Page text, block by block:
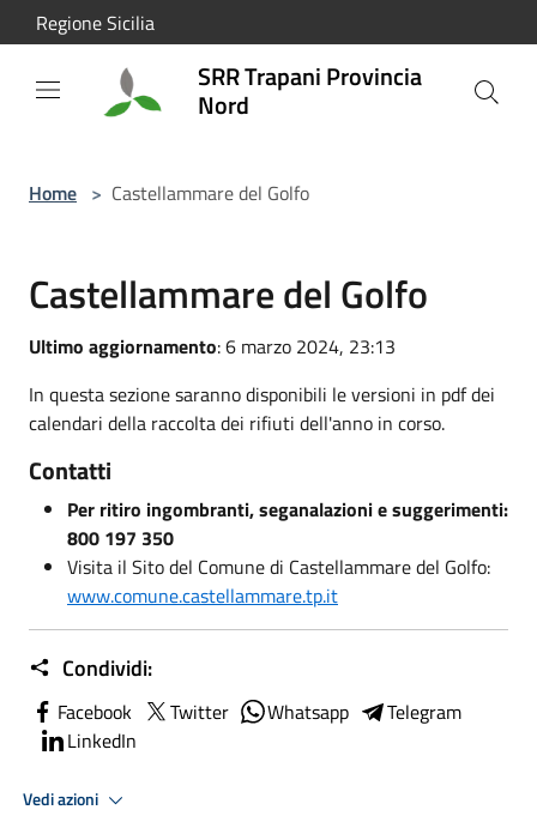
Salta al contenuto principale
Regione Sicilia
SRR Trapani Provincia
Nord
Home > Castellammare del Golfo
Castellammare del Golfo
Ultimo aggiornamento: 6 marzo 2024, 23:13
In questa sezione saranno disponibili le versioni in pdf dei
calendari della raccolta dei rifiuti dell'anno in corso.
Contatti
Per ritiro ingombranti, seganalazioni e suggerimenti:
800 197 350
Visita il Sito del Comune di Castellammare del Golfo:
www.comune.castellammare.tp.it
Condividi:
Facebook Twitter Whatsapp
Telegram
LinkedIn
Vedi azioni